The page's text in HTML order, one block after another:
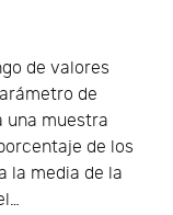
de valores
de
una muestra
de los
la media de la